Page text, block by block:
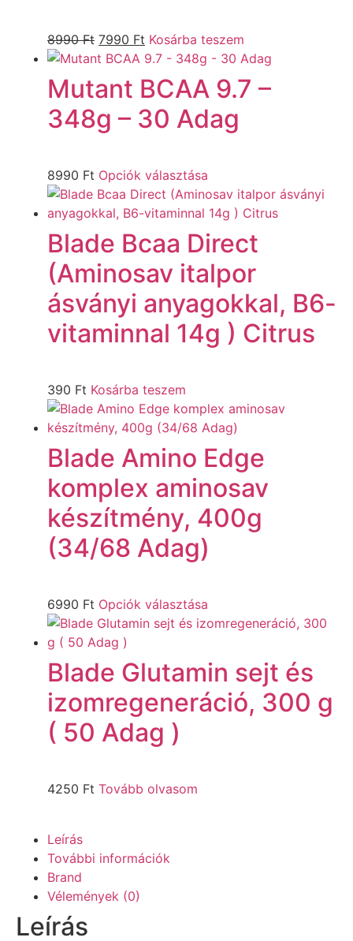
8990Ft 7990 Ft Kosárba teszem
Mutant BCAA 9.7 –
348g – 30 Adag
8990 Ft Opciók választása
Blade Bcaa Direct
(Aminosav italpor
ásványi anyagokkal, B6-
vitaminnal 14g ) Citrus
390 Ft Kosárba teszem
Blade Amino Edge
komplex aminosav
készítmény, 400g
(34/68 Adag)
6990 Ft Opciók választása
Blade Glutamin sejt és
izomregeneráció, 300 g
( 50 Adag )
4250 Ft Tovább olvasom
Leírás
További információk
Brand
Vélemények (0)
Leírás